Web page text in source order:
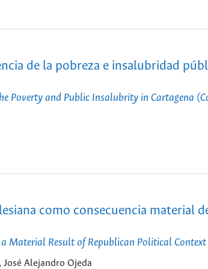
de la pobreza e insalubridad
Poverty and Public Insalubrity in Cartagena
como consecuencia material
a Material Result of Republican Political
Alejandro Ojeda